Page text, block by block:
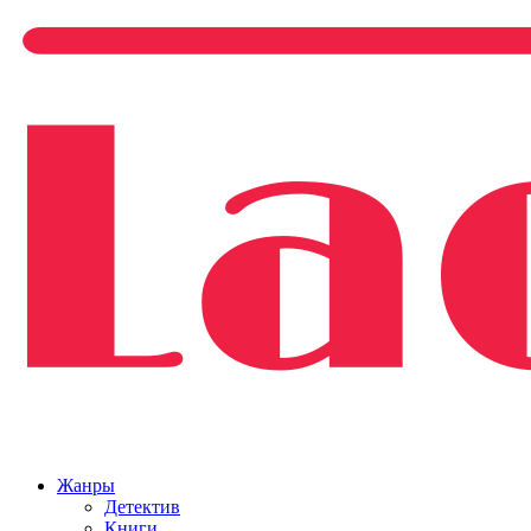
Жанры
Детектив